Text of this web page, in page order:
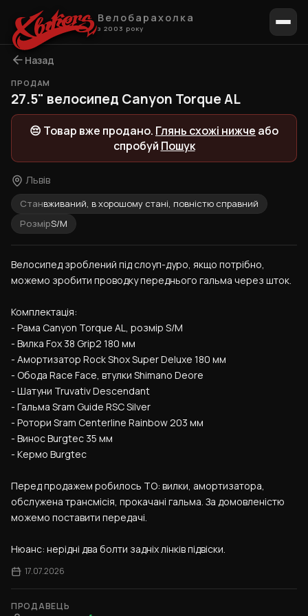
Велобарахолка
з 2003 року
Назад
ПРОДАМ
27.5" велосипед Canyon Torque AL
😔 Товар вже продано. Глянь схожі нижче або
спробуй Пошук
Львів
Станвживаний, в хорошому стані, повністю справний
РозмірS/M
Велосипед зроблений під слоуп-дуро, якщо потрібно,
можемо зробити проводку переднього гальма через шток.
Комплектація:
- Рама Canyon Torque AL, розмір S/M
- Вилка Fox 38 Grip2 180 мм
- Амортизатор Rock Shox Super Deluxe 180 мм
- Обода Race Face, втулки Shimano Deore
- Шатуни Truvativ Descendant
- Гальма Sram Guide RSC Silver
- Ротори Sram Centerline Rainbow 203 мм
- Винос Burgtec 35 мм
- Кермо Burgtec
Перед продажем робилось ТО: вилки, амортизатора,
обслужена трансмісія, прокачані гальма. За домовленістю
можемо поставити передачі.
Нюанс: нерідні два болти задніх лінків підвіски.
17.07.2026
ПРОДАВЕЦЬ